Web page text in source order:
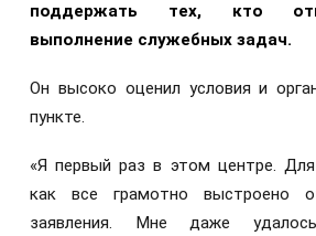
поддержать тех, кто
выполнение служебных задач.
Он высоко оценил условия и
пункте.
«Я первый раз в этом центре.
как все грамотно выстроено
заявления. Мне даже